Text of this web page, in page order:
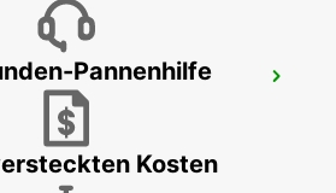
Pannenhilfe
Kosten